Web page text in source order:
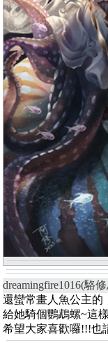
dreamingfire1016(駱
還蠻常畫人魚公主的
給她騎個鸚鵡螺~這
希望大家喜歡囉!!!也